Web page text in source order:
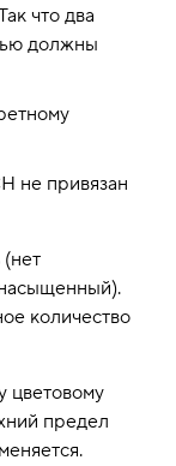
что два
должны
не привязан
количество
цветовому
предел